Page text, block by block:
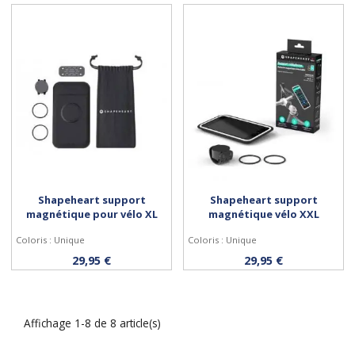
Acheter
Shapeheart support
magnétique pour vélo XL
Coloris : Unique
29,95 € Acheter
Shapeheart support
magnétique vélo XXL
Coloris : Unique
29,95 €
Affichage 1-8 de 8 article(s)